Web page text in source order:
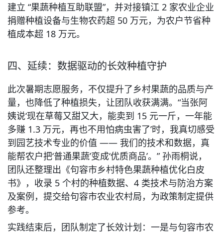
建立 “果蔬种植互助联盟”，并对接镇江 2 家农业企业
捐赠种植设备与生物农药超 50 万元，为农户节省种
植成本超 18 万元。
四、延续：数据驱动的长效种植守护
此次暑期志愿服务，不仅提升了乡村果蔬的品质与产
量，也降低了种植损失，让团队收获满满。“当张阿
姨说‘现在草莓又甜又大，能卖到 15 元一斤，一年能
多赚 1.3 万元，再也不用怕病虫害了’时，我真切感受
到园艺技术专业的价值 —— 我们的技术和数据，真
能帮农户把‘普通果蔬’变成‘优质商品’。” 孙雨桐说，
团队还整理出《句容市乡村特色果蔬种植优化白皮
书》，收录 5 个村的种植数据、4 类技术与防治方案
及案例，提交给句容市农业农村局，为政策制定提供
参考。
实践结束后，团队制定了长效计划：一是与句容市农